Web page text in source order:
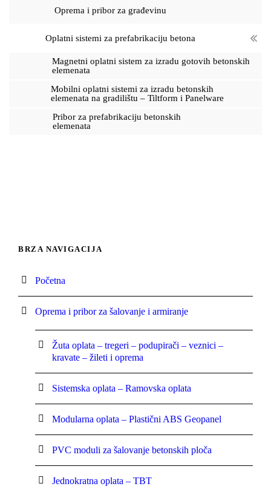
Oprema i pribor za građevinu
Oplatni sistemi za prefabrikaciju betona
Magnetni oplatni sistem za izradu gotovih betonskih
elemenata
Mobilni oplatni sistemi za izradu betonskih
elemenata na gradilištu – Tiltform i Panelware
Pribor za prefabrikaciju betonskih
elemenata
BRZA NAVIGACIJA
Početna
Oprema i pribor za šalovanje i armiranje
Žuta oplata – tregeri – podupirači – veznici –
kravate – žileti i oprema
Sistemska oplata – Ramovska oplata
Modularna oplata – Plastični ABS Geopanel
PVC moduli za šalovanje betonskih ploča
Jednokratna oplata – TBT